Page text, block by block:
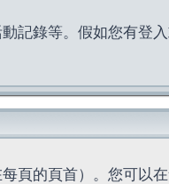
記錄等。假如您有登
頁的頁首）。您可以